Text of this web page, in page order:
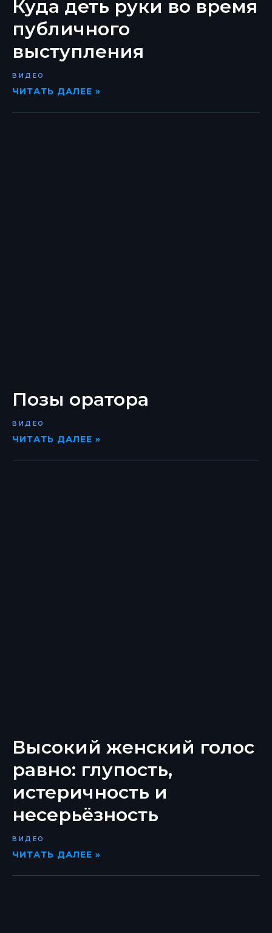
Куда деть руки во время
публичного
выступления
ВИДЕО
ЧИТАТЬ ДАЛЕЕ »
Позы оратора
ВИДЕО
ЧИТАТЬ ДАЛЕЕ »
Высокий женский голос
равно: глупость,
истеричность и
несерьёзность
ВИДЕО
ЧИТАТЬ ДАЛЕЕ »